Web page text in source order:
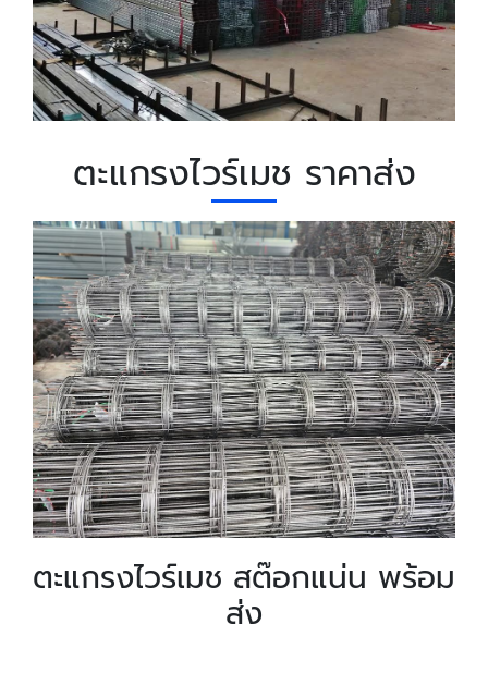
ตะแกรงไวร์เมช ราคาส่ง
ตะแกรงไวร์เมช สต๊อกแน่น พร้อม
ส่ง